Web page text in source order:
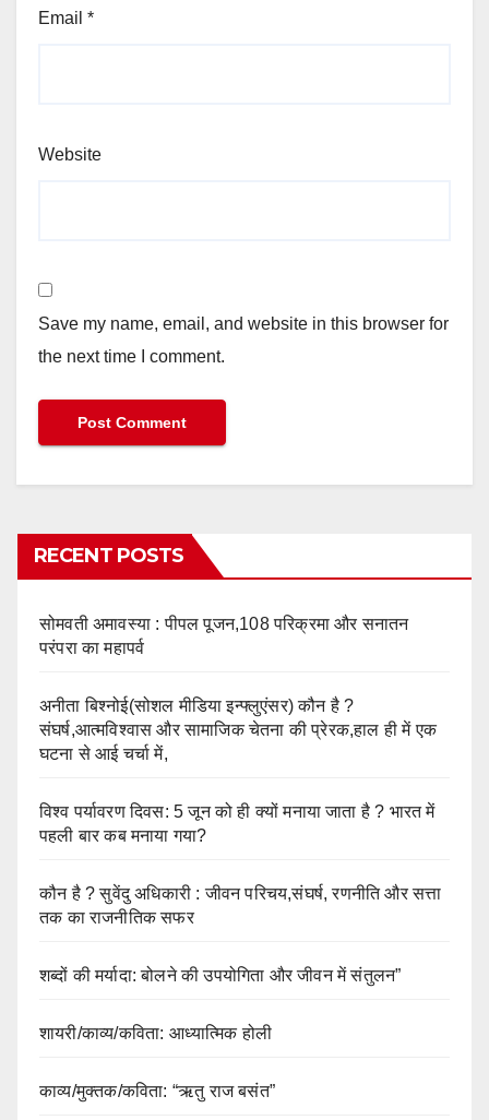
Email *
Website
Save my name, email, and website in this browser for
the next time I comment.
RECENT POSTS
सोमवती अमावस्या : पीपल पूजन,108 परिक्रमा और सनातन
परंपरा का महापर्व
अनीता बिश्नोई(सोशल मीडिया इन्फ्लुएंसर) कौन है ?
संघर्ष,आत्मविश्वास और सामाजिक चेतना की प्रेरक,हाल ही में एक
घटना से आई चर्चा में,
विश्व पर्यावरण दिवस: 5 जून को ही क्यों मनाया जाता है ? भारत में
पहली बार कब मनाया गया?
कौन है ? सुवेंदु अधिकारी : जीवन परिचय,संघर्ष, रणनीति और सत्ता
तक का राजनीतिक सफर
शब्दों की मर्यादा: बोलने की उपयोगिता और जीवन में संतुलन”
शायरी/काव्य/कविता: आध्यात्मिक होली
काव्य/मुक्तक/कविता: “ऋतु राज बसंत”